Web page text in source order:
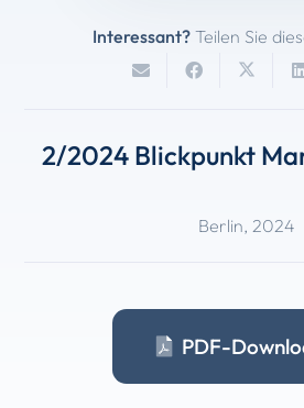
Interessant? Teilen Sie
2/2024 Blickpunkt
Berlin, 2024
PDF-